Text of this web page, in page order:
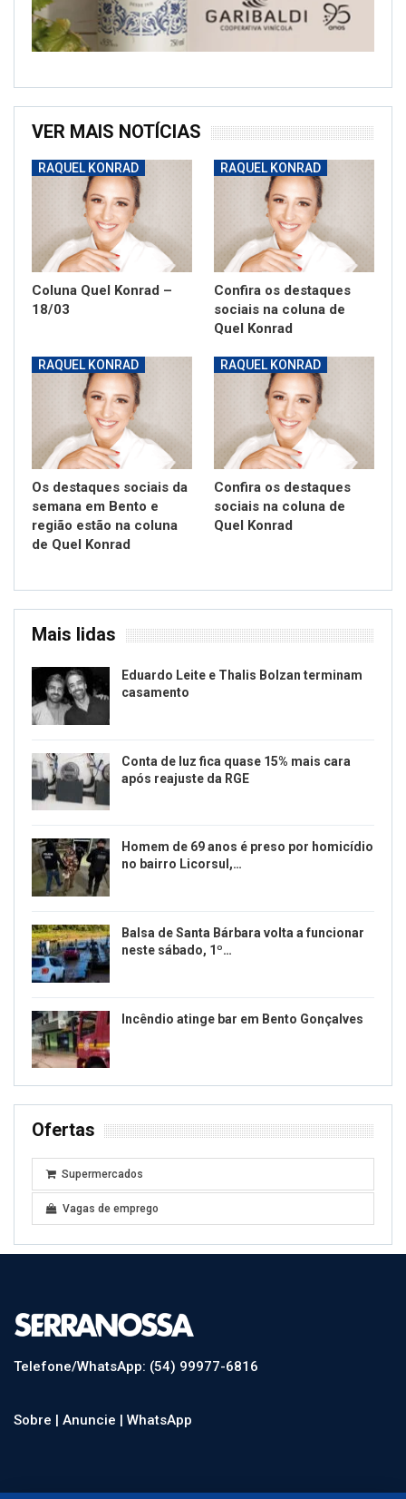
VER MAIS NOTÍCIAS
RAQUEL KONRAD
Coluna Quel Konrad –
18/03
RAQUEL KONRAD
Confira os destaques
sociais na coluna de
Quel Konrad
RAQUEL KONRAD
Os destaques sociais da
semana em Bento e
região estão na coluna
de Quel Konrad
RAQUEL KONRAD
Confira os destaques
sociais na coluna de
Quel Konrad
Mais lidas
Eduardo Leite e Thalis Bolzan terminam
casamento
Conta de luz fica quase 15% mais cara
após reajuste da RGE
Homem de 69 anos é preso por homicídio
no bairro Licorsul,…
Balsa de Santa Bárbara volta a funcionar
neste sábado, 1º…
Incêndio atinge bar em Bento Gonçalves
Ofertas
Supermercados
Vagas de emprego
Telefone/WhatsApp: (54) 99977-6816
Sobre | Anuncie | WhatsApp